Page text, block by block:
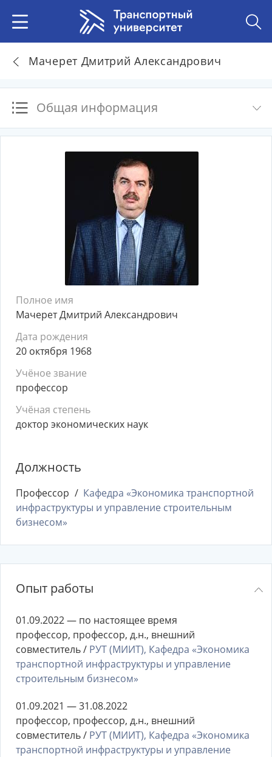
Мачерет Дмитрий Александрович
Общая информация
Полное имя
Мачерет Дмитрий Александрович
Дата рождения
20 октября 1968
Учёное звание
профессор
Учёная степень
доктор экономических наук
Должность
Профессор
Кафедра «Экономика транспортной
инфраструктуры и управление строительным
бизнесом»
Опыт работы
01.09.2022 — по настоящее время
профессор, профессор, д.н., внешний
совместитель / РУТ (МИИТ), Кафедра «Экономика
транспортной инфраструктуры и управление
строительным бизнесом»
01.09.2021 — 31.08.2022
профессор, профессор, д.н., внешний
совместитель / РУТ (МИИТ), Кафедра «Экономика
транспортной инфраструктуры и управление